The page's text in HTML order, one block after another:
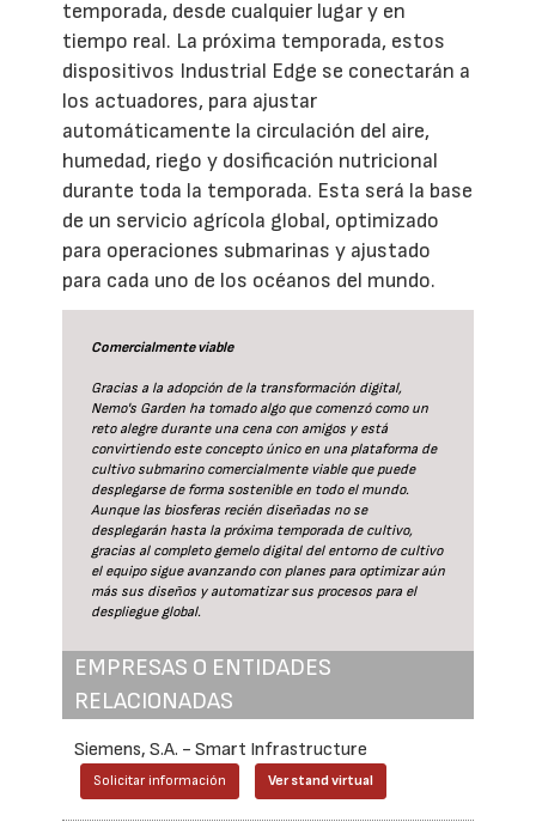
temporada, desde cualquier lugar y en
tiempo real. La próxima temporada, estos
dispositivos Industrial Edge se conectarán a
los actuadores, para ajustar
automáticamente la circulación del aire,
humedad, riego y dosificación nutricional
durante toda la temporada. Esta será la base
de un servicio agrícola global, optimizado
para operaciones submarinas y ajustado
para cada uno de los océanos del mundo.
Comercialmente viable
Gracias a la adopción de la transformación digital,
Nemo's Garden ha tomado algo que comenzó como un
reto alegre durante una cena con amigos y está
convirtiendo este concepto único en una plataforma de
cultivo submarino comercialmente viable que puede
desplegarse de forma sostenible en todo el mundo.
Aunque las biosferas recién diseñadas no se
desplegarán hasta la próxima temporada de cultivo,
gracias al completo gemelo digital del entorno de cultivo
el equipo sigue avanzando con planes para optimizar aún
más sus diseños y automatizar sus procesos para el
despliegue global.
EMPRESAS O ENTIDADES
RELACIONADAS
Siemens, S.A. - Smart Infrastructure
Solicitar información Ver stand virtual